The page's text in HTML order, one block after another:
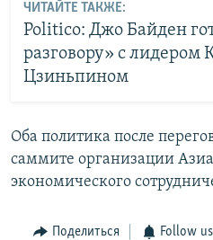
ЧИТАЙТЕ ТАКЖЕ:
Politico: Джо Байден
разговору» с лидером
Цзиньпином
Оба политика после
саммите организации
экономического
Поделиться Follow us